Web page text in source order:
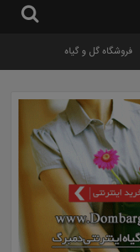
فروشگاه گل و گیاه